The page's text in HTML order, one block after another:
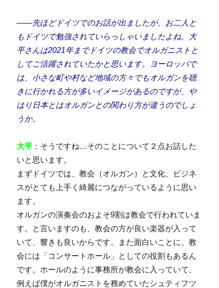
――先ほどドイツでのお話が出ましたが、お二人と
もドイツで勉強されていらっしゃいましたよね。大
平さんは2021年までドイツの教会でオルガニストと
してご活躍されていたかと思います。
ヨーロッパで
は、小さな町や村など地域の方々でもオルガンを聴
きに行かれる方が多いイメージがあるのですが、や
はり日本とはオルガンとの関わり方が違うのでしょ
うか。
大平 ：そうですね…そのことについて２点お話した
いと思います。
まずドイツでは、教会（オルガン）と文化、ビジネ
スがとても上手く綺麗につながっているように思い
ます。
オルガンの演奏会のおよそ9割は教会で行われていま
す。と言いますのも、教会の方が良い楽器が入って
いて、響きも良いからです。また面白いことに、教
会には「コンサートホール」としての役割もあるん
です。ホールのように事務所が教会に入っていて、
例えば僕がオルガニストを務めていたシュティフツ